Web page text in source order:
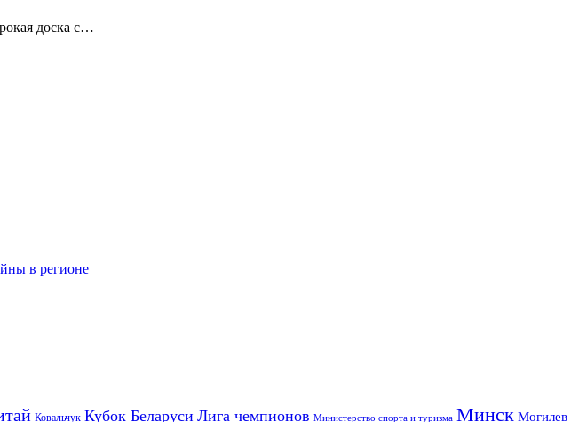
доска с…
в регионе
Ковальчук Кубок Беларуси Лига чемпионов Министерство спорта и туризма Минск Могилев